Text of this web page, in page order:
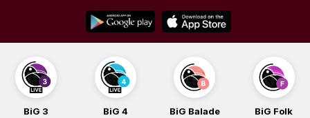
content
BiG 3 BiG 4 BiG Balade BiG Folk